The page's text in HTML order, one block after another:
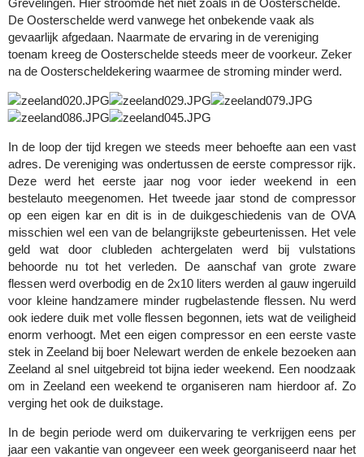
Grevelingen. Hier stroomde het niet zoals in de Oosterschelde.
De Oosterschelde werd vanwege het onbekende vaak als
gevaarlijk afgedaan. Naarmate de ervaring in de vereniging
toenam kreeg de Oosterschelde steeds meer de voorkeur. Zeker
na de Oosterscheldekering waarmee de stroming minder werd.
In de loop der tijd kregen we steeds meer behoefte aan een vast
adres. De vereniging was ondertussen de eerste compressor rijk.
Deze werd het eerste jaar nog voor ieder weekend in een
bestelauto meegenomen. Het tweede jaar stond de compressor
op een eigen kar en dit is in de duikgeschiedenis van de OVA
misschien wel een van de belangrijkste gebeurtenissen. Het vele
geld wat door clubleden achtergelaten werd bij vulstations
behoorde nu tot het verleden. De aanschaf van grote zware
flessen werd overbodig en de 2x10 liters werden al gauw ingeruild
voor kleine handzamere minder rugbelastende flessen. Nu werd
ook iedere duik met volle flessen begonnen, iets wat de veiligheid
enorm verhoogt. Met een eigen compressor en een eerste vaste
stek in Zeeland bij boer Nelewart werden de enkele bezoeken aan
Zeeland al snel uitgebreid tot bijna ieder weekend. Een noodzaak
om in Zeeland een weekend te organiseren nam hierdoor af. Zo
verging het ook de duikstage.
In de begin periode werd om duikervaring te verkrijgen eens per
jaar een vakantie van ongeveer een week georganiseerd naar het